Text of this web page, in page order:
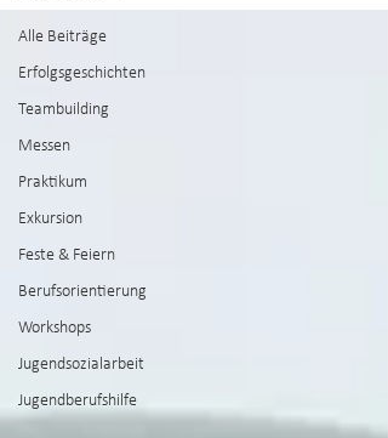
Alle Beiträge
Erfolgsgeschichten
Teambuilding
Messen
Praktikum
Exkursion
Feste & Feiern
Berufsorientierung
Workshops
Jugendsozialarbeit
Jugendberufshilfe